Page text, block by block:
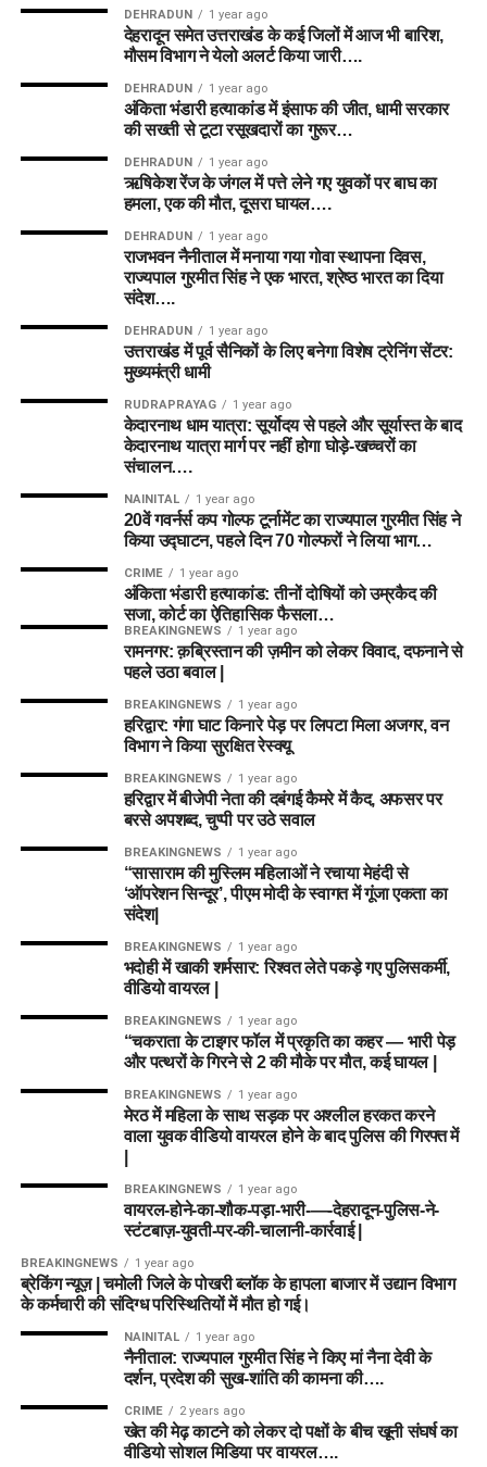
DEHRADUN 1 year ago
देहरादून समेत उत्तराखंड के कई जिलों में आज भी बारिश,
मौसम विभाग ने येलो अलर्ट किया जारी….
DEHRADUN 1 year ago
अंकिता भंडारी हत्याकांड में इंसाफ की जीत, धामी सरकार
की सख्ती से टूटा रसूखदारों का गुरूर…
DEHRADUN 1 year ago
ऋषिकेश रेंज के जंगल में पत्ते लेने गए युवकों पर बाघ का
हमला, एक की मौत, दूसरा घायल….
DEHRADUN 1 year ago
राजभवन नैनीताल में मनाया गया गोवा स्थापना दिवस,
राज्यपाल गुरमीत सिंह ने एक भारत, श्रेष्ठ भारत का दिया
संदेश….
DEHRADUN 1 year ago
उत्तराखंड में पूर्व सैनिकों के लिए बनेगा विशेष ट्रेनिंग सेंटर:
मुख्यमंत्री धामी
RUDRAPRAYAG 1 year ago
केदारनाथ धाम यात्रा: सूर्योदय से पहले और सूर्यास्त के बाद
केदारनाथ यात्रा मार्ग पर नहीं होगा घोड़े-खच्चरों का
संचालन….
NAINITAL 1 year ago
20वें गवर्नर्स कप गोल्फ टूर्नामेंट का राज्यपाल गुरमीत सिंह ने
किया उद्घाटन, पहले दिन 70 गोल्फरों ने लिया भाग…
CRIME 1 year ago
अंकिता भंडारी हत्याकांड: तीनों दोषियों को उम्रकैद की
सजा, कोर्ट का ऐतिहासिक फैसला…
BREAKINGNEWS 1 year ago
रामनगर: क़ब्रिस्तान की ज़मीन को लेकर विवाद, दफनाने से
पहले उठा बवाल |
BREAKINGNEWS 1 year ago
हरिद्वार: गंगा घाट किनारे पेड़ पर लिपटा मिला अजगर, वन
विभाग ने किया सुरक्षित रेस्क्यू
BREAKINGNEWS 1 year ago
हरिद्वार में बीजेपी नेता की दबंगई कैमरे में कैद, अफसर पर
बरसे अपशब्द, चुप्पी पर उठे सवाल
BREAKINGNEWS 1 year ago
“सासाराम की मुस्लिम महिलाओं ने रचाया मेहंदी से
‘ऑपरेशन सिन्दूर’, पीएम मोदी के स्वागत में गूंजा एकता का
संदेश|
BREAKINGNEWS 1 year ago
भदोही में खाकी शर्मसार: रिश्वत लेते पकड़े गए पुलिसकर्मी,
वीडियो वायरल |
BREAKINGNEWS 1 year ago
“चकराता के टाइगर फॉल में प्रकृति का कहर — भारी पेड़
और पत्थरों के गिरने से 2 की मौके पर मौत, कई घायल |
BREAKINGNEWS 1 year ago
मेरठ में महिला के साथ सड़क पर अश्लील हरकत करने
वाला युवक वीडियो वायरल होने के बाद पुलिस की गिरफ्त में
BREAKINGNEWS 1 year ago
वायरल-होने-का-शौक-पड़ा-भारी-—-देहरादून-पुलिस-ने-
स्टंटबाज़-युवती-पर-की-चालानी-कार्रवाई |
BREAKINGNEWS 1 year ago
ब्रेकिंग न्यूज़ | चमोली जिले के पोखरी ब्लॉक के हापला बाजार में उद्यान विभाग
के कर्मचारी की संदिग्ध परिस्थितियों में मौत हो गई।
NAINITAL 1 year ago
नैनीताल: राज्यपाल गुरमीत सिंह ने किए मां नैना देवी के
दर्शन, प्रदेश की सुख-शांति की कामना की….
CRIME 2 years ago
खेत की मेढ़ काटने को लेकर दो पक्षों के बीच खूनी संघर्ष का
वीडियो सोशल मिडिया पर वायरल….